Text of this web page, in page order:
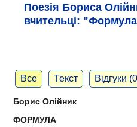
Поезія Бориса
вчительці:
Все Текст Відгуки
Борис Олійник
ФОРМУЛА